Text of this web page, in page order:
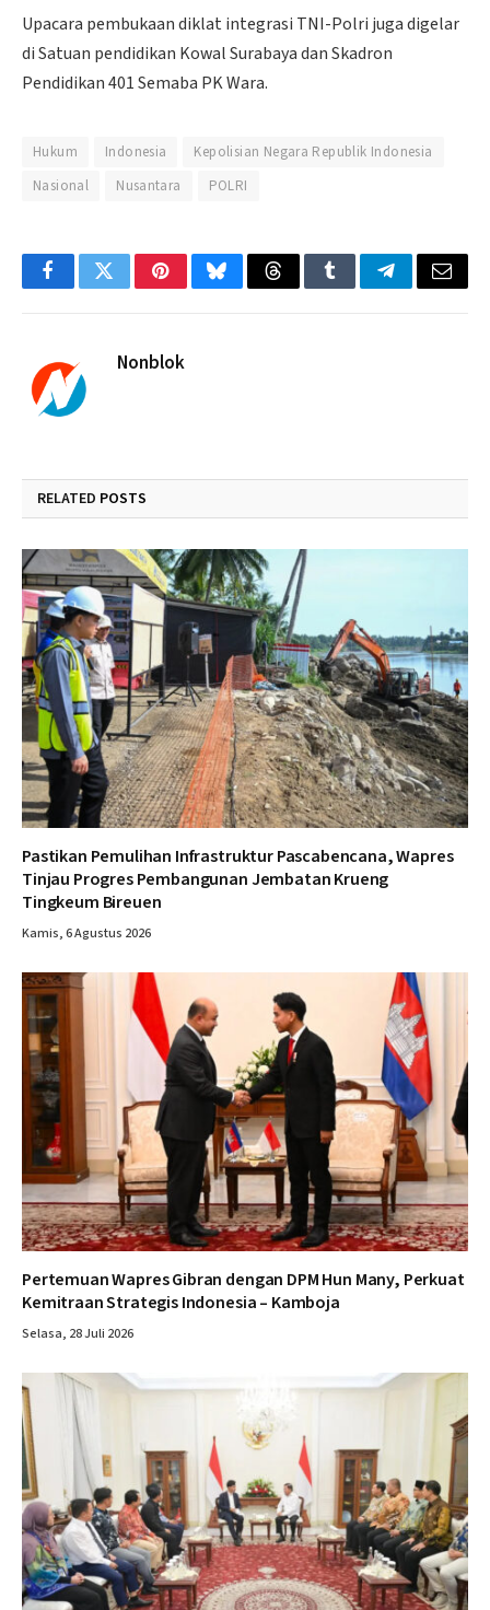
Upacara pembukaan diklat integrasi TNI-Polri juga digelar
di Satuan pendidikan Kowal Surabaya dan Skadron
Pendidikan 401 Semaba PK Wara.
Hukum Indonesia
Kepolisian Negara Republik Indonesia
Nasional
Nusantara POLRI
FacebookTwitterPinterestBlueskyThreadsTumblrTelegramEmail
Nonblok
RELATED POSTS
Pastikan Pemulihan Infrastruktur Pascabencana, Wapres
Tinjau Progres Pembangunan Jembatan Krueng
Tingkeum Bireuen
Kamis, 6 Agustus 2026
Pertemuan Wapres Gibran dengan DPM Hun Many, Perkuat
Kemitraan Strategis Indonesia – Kamboja
Selasa, 28 Juli 2026